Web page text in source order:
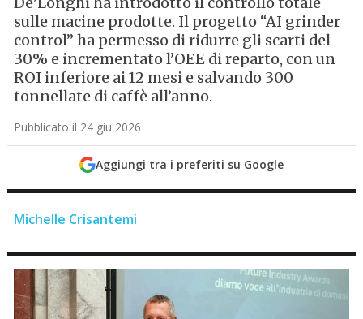
sulle macine prodotte. Il progetto “AI grinder
control” ha permesso di ridurre gli scarti del
30% e incrementato l’OEE di reparto, con un
ROI inferiore ai 12 mesi e salvando 300
tonnellate di caffè all’anno.
Pubblicato il 24 giu 2026
Aggiungi tra i preferiti su Google
Michelle Crisantemi